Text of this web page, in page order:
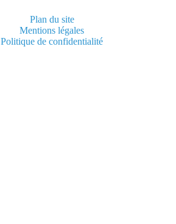
Plan du site
Mentions légales
Politique de confidentialité